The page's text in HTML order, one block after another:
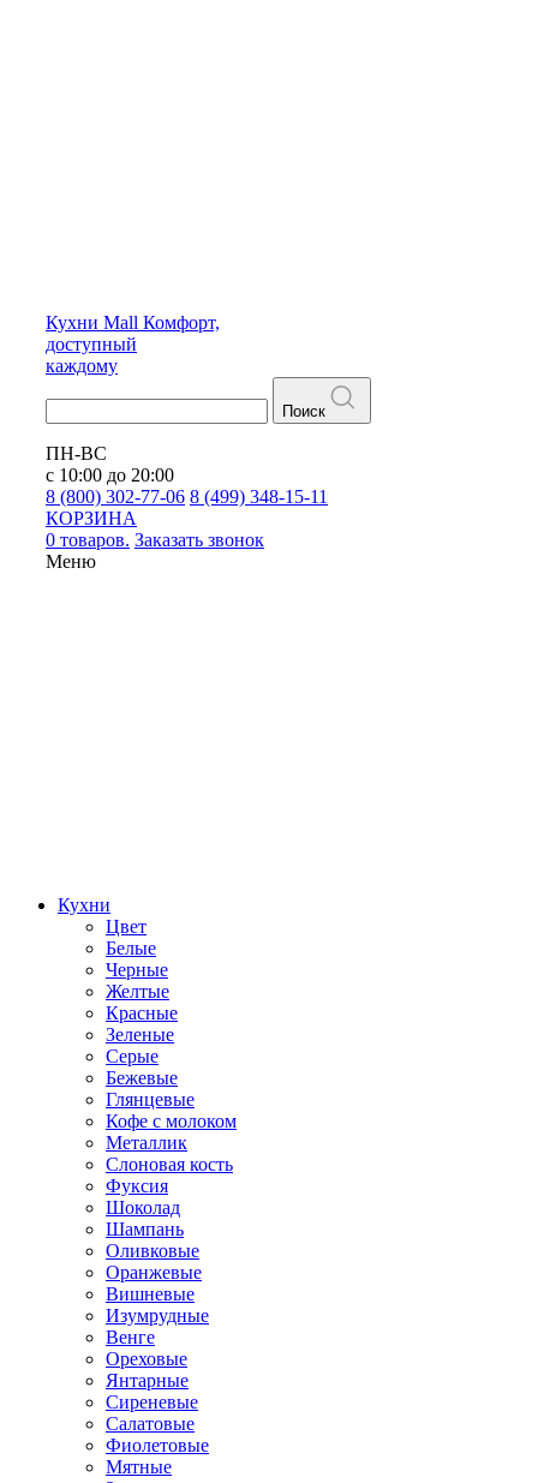
Кухни Mall Комфорт,
доступный
каждому
Поиск
ПН-ВС
с 10:00 до 20:00
8 (800) 302-77-06 8 (499) 348-15-11
КОРЗИНА
0 товаров. Заказать звонок
Меню
Кухни
Цвет
Белые
Черные
Желтые
Красные
Зеленые
Серые
Бежевые
Глянцевые
Кофе с молоком
Металлик
Слоновая кость
Фуксия
Шоколад
Шампань
Оливковые
Оранжевые
Вишневые
Изумрудные
Венге
Ореховые
Янтарные
Сиреневые
Салатовые
Фиолетовые
Мятные